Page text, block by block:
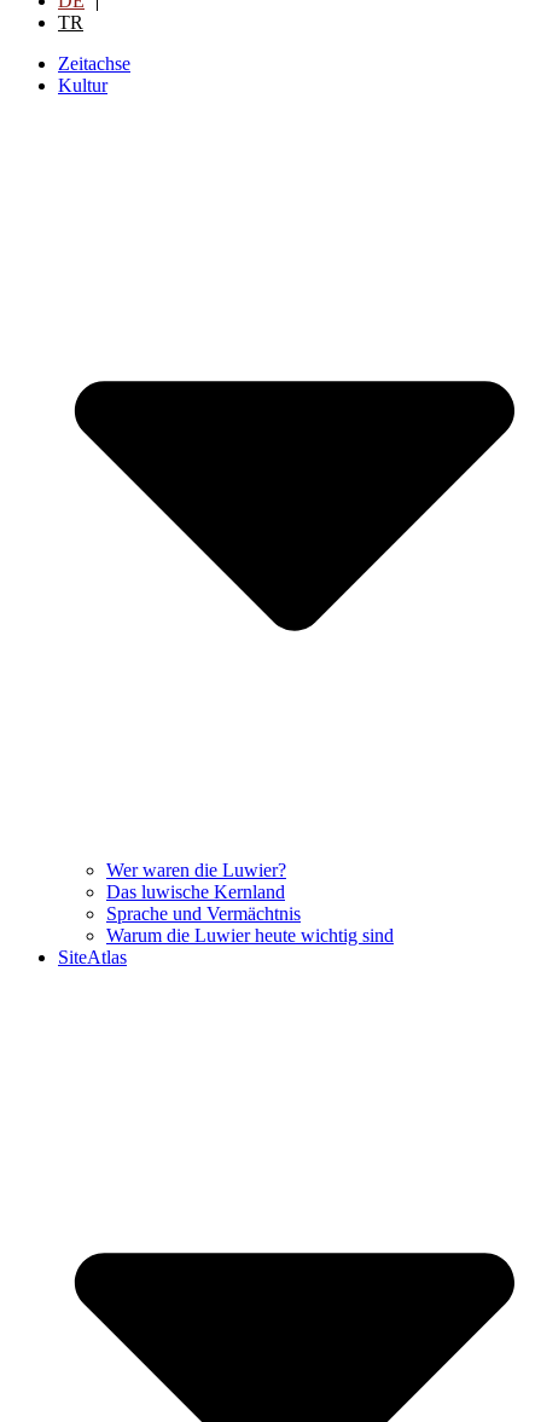
TR
Zeitachse
Kultur
Wer waren die Luwier?
Das luwische Kernland
Sprache und Vermächtnis
Warum die Luwier heute wichtig sind
SiteAtlas